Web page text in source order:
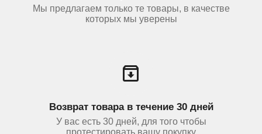
Мы предлагаем только те товары, в качестве
которых мы уверены
Возврат товара в течение 30 дней
У вас есть 30 дней, для того чтобы
протестировать вашу покупку